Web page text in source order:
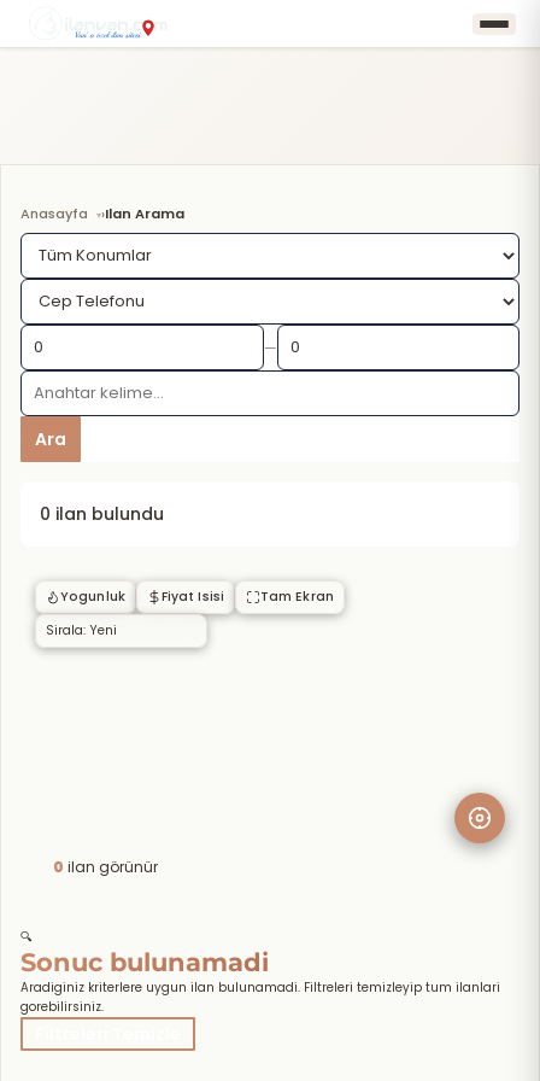
Anasayfa ›Ilan Arama
—
Ara
0 ilan bulundu
0 ilan görünür
Yogunluk Fiyat Isisi Tam Ekran
🔍
Sonuc bulunamadi
Aradiginiz kriterlere uygun ilan bulunamadi. Filtreleri temizleyip tum ilanlari
gorebilirsiniz.